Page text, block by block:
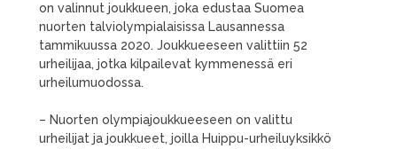
on valinnut joukkueen, joka edustaa Suomea
nuorten talviolympialaisissa Lausannessa
tammikuussa 2020. Joukkueeseen valittiin 52
urheilijaa, jotka kilpailevat kymmenessä eri
urheilumuodossa.
– Nuorten olympiajoukkueeseen on valittu
urheilijat ja joukkueet, joilla Huippu-urheiluyksikkö